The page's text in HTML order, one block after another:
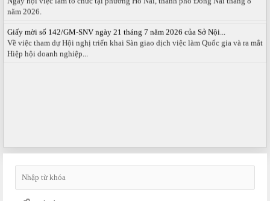
năm 2026.
Về việc tham dự Hội nghị triển khai Sàn giao dịch việc làm Quốc gia và ra mắt
Hiệp hội doanh nghiệp...